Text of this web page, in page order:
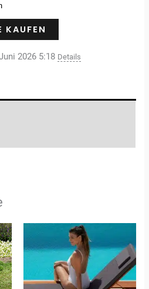
KAUFEN
2026 5:18 Details